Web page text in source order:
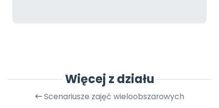
Więcej z działu
Scenariusze zajęć wieloobszarowych